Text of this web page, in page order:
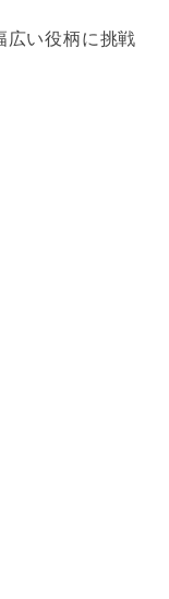
広い役柄に挑戦